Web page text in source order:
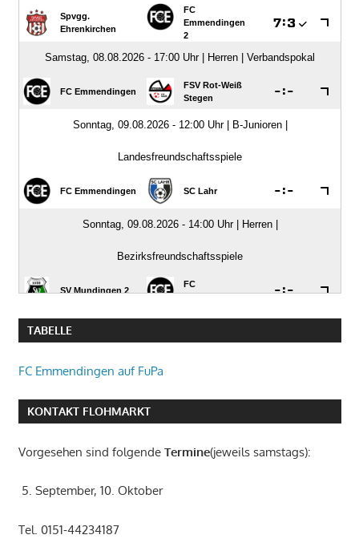
TABELLE
FC Emmendingen auf FuPa
KONTAKT FLOHMARKT
Vorgesehen sind folgende Termine(jeweils samstags):
5. September, 10. Oktober
Tel. 0151-44234187